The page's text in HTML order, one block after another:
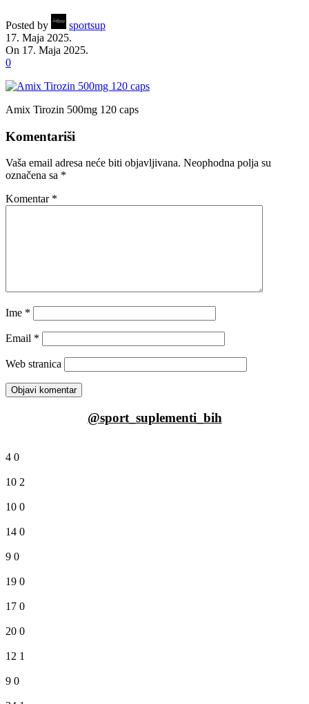
Posted by
sportsup
17. Maja 2025.
On 17. Maja 2025.
0
Amix Tirozin 500mg 120 caps
Komentariši
Vaša email adresa neće biti objavljivana. Neophodna polja su
označena sa *
Komentar *
Ime *
Email *
Web stranica
@sport_suplementi_bih
4 0
10 2
10 0
14 0
9 0
19 0
17 0
20 0
12 1
9 0